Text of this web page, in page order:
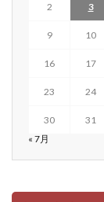
2 3
9 10
16 17
23 24
30
31
« 7月